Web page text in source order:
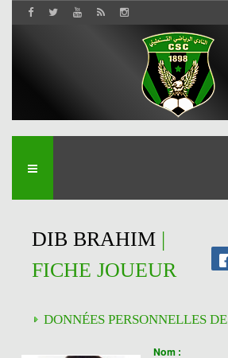
DIB BRAHIM |
FICHE JOUEUR
DONNÉES PERSONNELLES DE
Nom :